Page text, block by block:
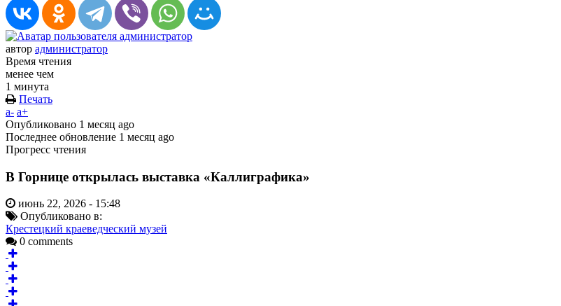
автор администратор
Время чтения
менее чем
1 минута
Печать
a- a+
Опубликовано 1 месяц ago
Последнее обновление 1 месяц ago
Прогресс чтения
В Горнице открылась выставка «Каллиграфика»
июнь 22, 2026 - 15:48
Опубликовано в:
Крестецкий краеведческий музей
0 comments